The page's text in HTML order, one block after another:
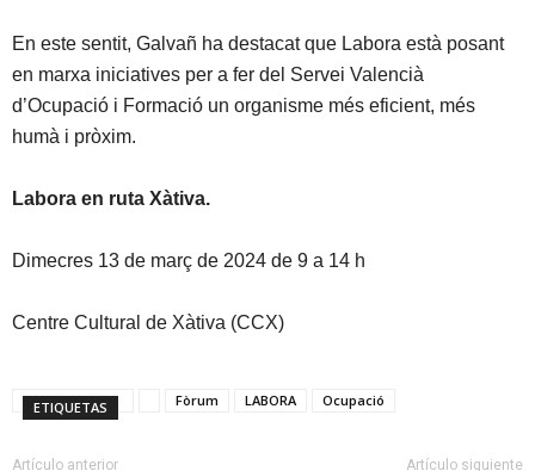
En este sentit, Galvañ ha destacat que Labora està posant
en marxa iniciatives per a fer del Servei Valencià
d’Ocupació i Formació un organisme més eficient, més
humà i pròxim.
Labora en ruta Xàtiva.
Dimecres 13 de març de 2024 de 9 a 14 h
Centre Cultural de Xàtiva (CCX)
ETIQUETAS Fòrum LABORA Ocupació
Artículo anterior Artículo siguiente